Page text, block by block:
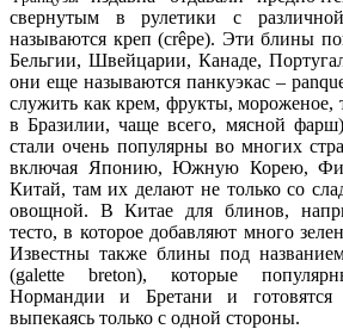
свернутым в рулетики с
называются креп (crêpe). Эти блины
Бельгии, Швейцарии, Канаде,
они еще называются панкуэкас –
служить как крем, фрукты, мороженое,
в Бразилии, чаще всего, мясной
стали очень популярны во многих
включая Японию, Южную Корею,
Китай, там их делают не только со
овощной. В Китае для блинов,
тесто, в которое добавляют много
Известны также блины под названием
(galette breton), которые
Нормандии и Бретани и готовятся
выпекаясь только с одной стороны.